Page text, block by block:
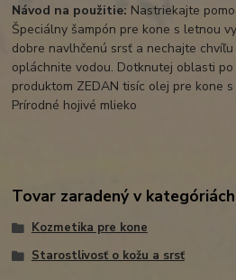
Návod na použitie: Nastriekajte
Špeciálny šampón pre kone s letnou
dobre navlhčenú srsť a nechajte
opláchnite vodou. Dotknutej oblasti
produktom ZEDAN tisíc olej pre kone
Prírodné hojivé mlieko
Tovar zaradený v kategóriách
Kozmetika pre kone
Starostlivosť o kožu a srsť